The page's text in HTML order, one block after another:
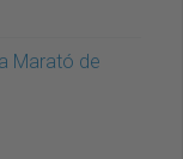
Marató de